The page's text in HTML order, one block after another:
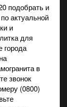
подобрать и
актуальной
и
для
города
в
звонок
(0800)